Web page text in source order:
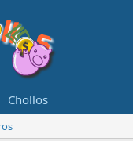
Chollos